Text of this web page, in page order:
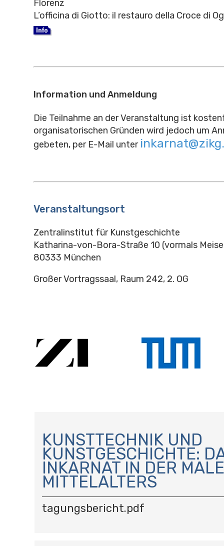
Florenz
L’officina di Giotto: il restauro della Croce di
Information und Anmeldung
Die Teilnahme an der Veranstaltung ist
organisatorischen Gründen wird jedoch um
gebeten, per E-Mail unter
Veranstaltungsort
Zentralinstitut für Kunstgeschichte
Katharina-von-Bora-Straße 10 (vormals
80333 München
Großer Vortragssaal, Raum 242, 2. OG
A
V
I
G
A
T
I
O
KUNSTTECHNIK UND
KUNSTGESCHICHTE:
INKARNAT IN DER
MITTELALTERS
tagungsbericht.pdf